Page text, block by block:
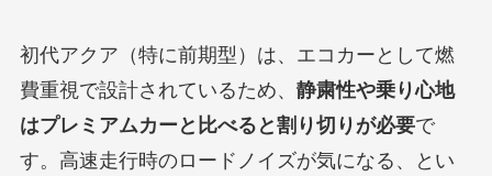
初代アクア（特に前期型）は、エコカーとして燃
費重視で設計されているため、 静粛性や乗り心地
はプレミアムカーと比べると割り切りが必要で
す。高速走行時のロードノイズが気になる、とい